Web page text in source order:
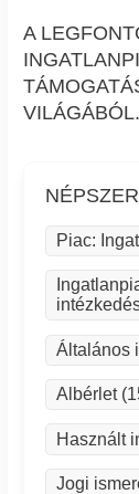
A
VILÁGÁBÓL.
Piac:
Általános
Albérlet
Használt
Jogi